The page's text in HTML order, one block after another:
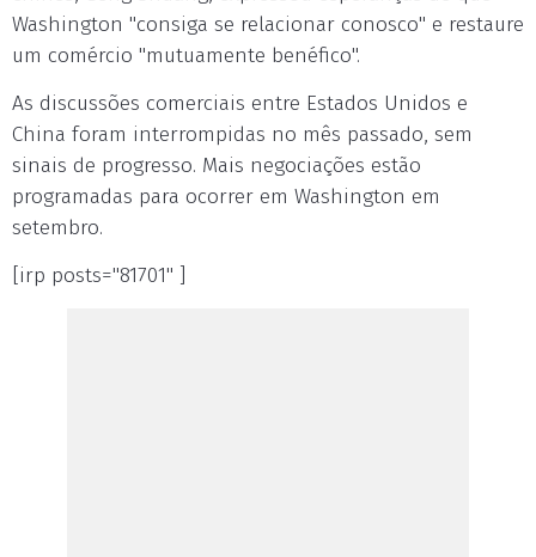
Washington "consiga se relacionar conosco" e restaure
um comércio "mutuamente benéfico".
As discussões comerciais entre Estados Unidos e
China foram interrompidas no mês passado, sem
sinais de progresso. Mais negociações estão
programadas para ocorrer em Washington em
setembro.
[irp posts="81701" ]